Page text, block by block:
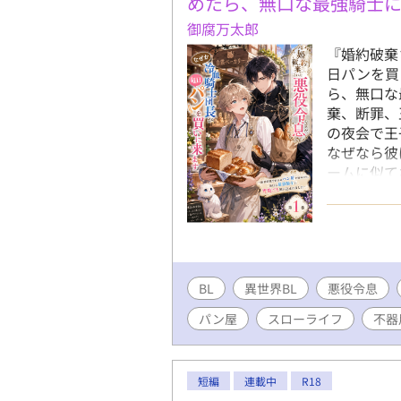
御腐万太郎
『婚約破
日パンを
ら、無口
棄、断罪
の夜会で
なぜなら
ームに似
倒な貴族
うやく手
開店初日
団長アゼ
のに彼は
っていく
昨日も来
BL 異世界BL
悪役令息
パン屋
スローライフ 不
短編 連載中 R18